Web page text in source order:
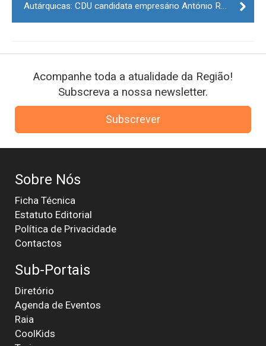
Autárquicas: CDU candidata empresário António Rodrigues Martins em Pinhel
Acompanhe toda a atualidade da Região!
Subscreva a nossa newsletter.
Subscrever
Sobre Nós
Ficha Técnica
Estatuto Editorial
Política de Privacidade
Contactos
Sub-Portais
Diretório
Agenda de Eventos
Raia
CoolKids